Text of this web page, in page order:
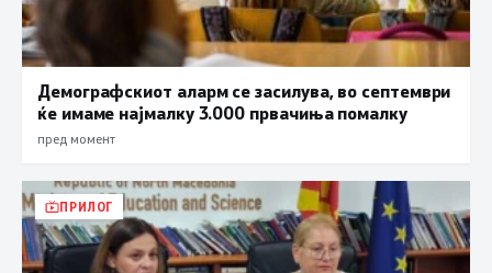
Демографскиот аларм се засилува, во септември
ќе имаме најмалку 3.000 првачиња помалку
пред момент
ПРИЛОГ